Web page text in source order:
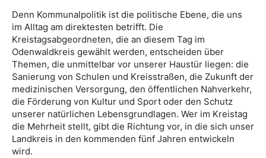
Denn Kommunalpolitik ist die politische Ebene, die uns
im Alltag am direktesten betrifft. Die
Kreistagsabgeordneten, die an diesem Tag im
Odenwaldkreis gewählt werden, entscheiden über
Themen, die unmittelbar vor unserer Haustür liegen: die
Sanierung von Schulen und Kreisstraßen, die Zukunft der
medizinischen Versorgung, den öffentlichen Nahverkehr,
die Förderung von Kultur und Sport oder den Schutz
unserer natürlichen Lebensgrundlagen. Wer im Kreistag
die Mehrheit stellt, gibt die Richtung vor, in die sich unser
Landkreis in den kommenden fünf Jahren entwickeln
wird.